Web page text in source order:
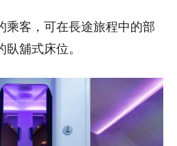
乘客，可在長途旅程中的部
舖式床位。